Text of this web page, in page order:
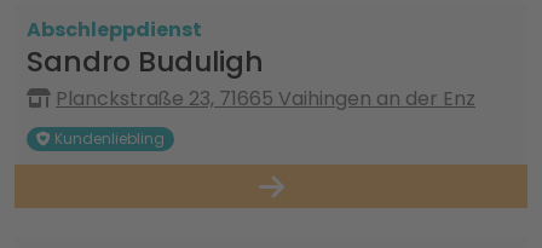
Abschleppdienst
Sandro Buduligh
Planckstraße 23, 71665 Vaihingen an der Enz
Kundenliebling